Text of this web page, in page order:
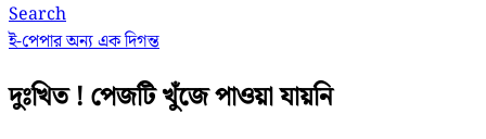
Search
ই-পেপারঅন্য এক দিগন্ত
দুঃখিত ! পেজটি খুঁজে পাওয়া যায়নি